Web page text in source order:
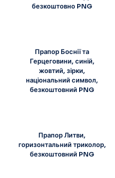
безкоштовно PNG
Прапор Боснії та
Герцеговини, синій,
жовтий, зірки,
національний символ,
безкоштовний PNG
Прапор Литви,
горизонтальний триколор,
безкоштовний PNG